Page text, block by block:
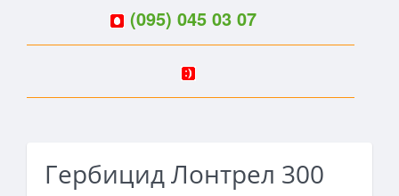
(095) 045 03 07
Гербицид Лонтрел 300